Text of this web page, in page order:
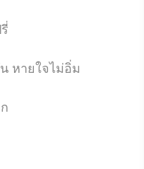
หายใจไม่อิ่ม